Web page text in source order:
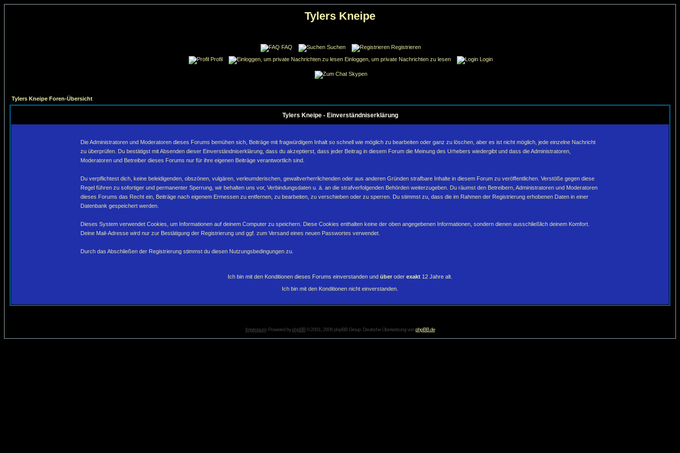
Tylers Kneipe
FAQ Suchen
Registrieren
Profil
Einloggen, um private Nachrichten zu lesen Login
Skypen
Tylers Kneipe Foren-Übersicht
Tylers Kneipe - Einverständniserklärung
Die Administratoren und Moderatoren dieses Forums bemühen sich, Beiträge mit fragwürdigem Inhalt so schnell wie möglich zu bearbeiten oder ganz zu löschen, aber es ist nicht möglich, jede einzelne Nachricht
zu überprüfen. Du bestätigst mit Absenden dieser Einverständniserklärung, dass du akzeptierst, dass jeder Beitrag in diesem Forum die Meinung des Urhebers wiedergibt und dass die Administratoren,
Moderatoren und Betreiber dieses Forums nur für ihre eigenen Beiträge verantwortlich sind.
Du verpflichtest dich, keine beleidigenden, obszönen, vulgären, verleumderischen, gewaltverherrlichenden oder aus anderen Gründen strafbare Inhalte in diesem Forum zu veröffentlichen. Verstöße gegen diese
Regel führen zu sofortiger und permanenter Sperrung, wir behalten uns vor, Verbindungsdaten u. ä. an die strafverfolgenden Behörden weiterzugeben. Du räumst den Betreibern, Administratoren und Moderatoren
dieses Forums das Recht ein, Beiträge nach eigenem Ermessen zu entfernen, zu bearbeiten, zu verschieben oder zu sperren. Du stimmst zu, dass die im Rahmen der Registrierung erhobenen Daten in einer
Datenbank gespeichert werden.
Dieses System verwendet Cookies, um Informationen auf deinem Computer zu speichern. Diese Cookies enthalten keine der oben angegebenen Informationen, sondern dienen ausschließlich deinem Komfort.
Deine Mail-Adresse wird nur zur Bestätigung der Registrierung und ggf. zum Versand eines neuen Passwortes verwendet.
Durch das Abschließen der Registrierung stimmst du diesen Nutzungsbedingungen zu.
Ich bin mit den Konditionen dieses Forums einverstanden und über oder exakt 12 Jahre alt.
Ich bin mit den Konditionen nicht einverstanden.
Impressum. Powered byphpBB© 2001, 2006 phpBB Group. Deutsche Übersetzung vonphpBB.de